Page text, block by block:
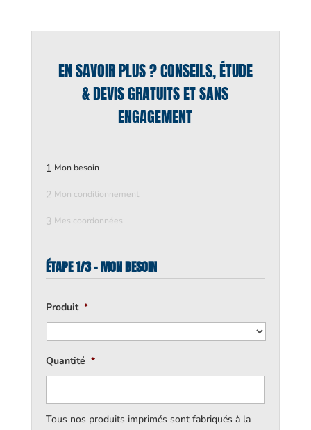
EN SAVOIR PLUS ? CONSEILS, ÉTUDE
& DEVIS GRATUITS ET SANS
ENGAGEMENT
1 Mon besoin
2 Mon conditionnement
3 Mes coordonnées
ÉTAPE 1/3 - MON BESOIN
Produit *
Quantité *
Tous nos produits imprimés sont fabriqués à la